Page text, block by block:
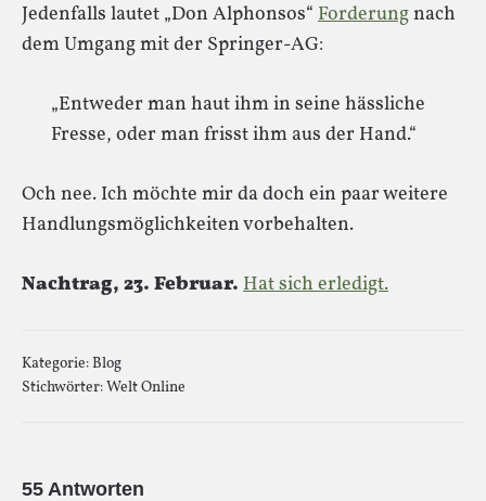
Jedenfalls lautet „Don Alphonsos“ Forderungnach
dem Umgang mit der Springer-AG:
„Entweder man haut ihm in seine hässliche
Fresse, oder man frisst ihm aus der Hand.“
Och nee. Ich möchte mir da doch ein paar weitere
Handlungsmöglichkeiten vorbehalten.
Nachtrag, 23. Februar. Hat sich erledigt.
Kategorie:Blog
Stichwörter:Welt Online
55 Antworten